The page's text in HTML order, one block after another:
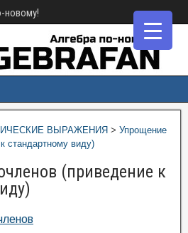
новому!
ВЫРАЖЕНИЯ > Упрощение
стандартному виду)
(приведение к